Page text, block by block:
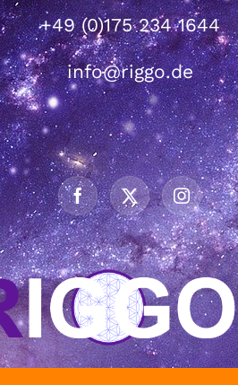
+49 (0)175 234 1644
info@riggo.de